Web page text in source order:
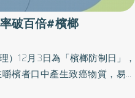
破百倍#檳榔
）12月3日為「檳榔防制日」，
檳者口中產生致癌物質，易導